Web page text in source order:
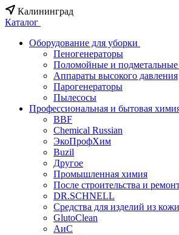
Калининград
Каталог
Оборудование для уборки
Пеногенераторы
Поломойные и
Аппараты высокого давления
Парогенераторы
Пылесосы
Профессиональная и бытовая
BBF
Chemical Russian
ЭкоПрофХим
Buzil
Другое
Промышленная химия
После строительства и
DR.SCHNELL
Средства для изделий из кожи
GlutoClean
АиС